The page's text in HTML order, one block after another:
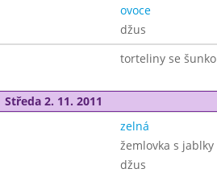
ovoce
džus
torteliny se
Středa 2. 11. 2011
zelná
žemlovka s
džus